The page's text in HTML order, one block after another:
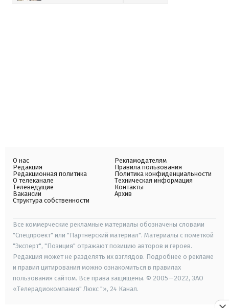
О нас
Редакция
Редакционная политика
О телеканале
Телеведущие
Вакансии
Структура собственности
Рекламодателям
Правила пользования
Политика конфиденциальности
Техническая информация
Контакты
Архив
Все коммерческие рекламные материалы обозначены словами
"Спецпроект" или "Партнерский материал". Материалы с пометкой
"Эксперт", "Позиция" отражают позицию авторов и героев.
Редакция может не разделять их взглядов. Подробнее о рекламе
и правил цитирования можно ознакомиться в правилах
пользования сайтом. Все права защищены. © 2005—2022, ЗАО
«Телерадиокомпания" Люкс "», 24 Канал.